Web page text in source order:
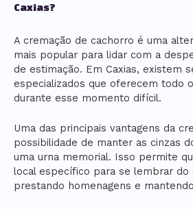
Caxias?
A cremação de cachorro é uma
mais popular para lidar com a
de estimação. Em Caxias, existem
especializados que oferecem todo
durante esse momento difícil.
Uma das principais vantagens da
possibilidade de manter as cinzas
uma urna memorial. Isso permite
local específico para se lembrar do
prestando homenagens e